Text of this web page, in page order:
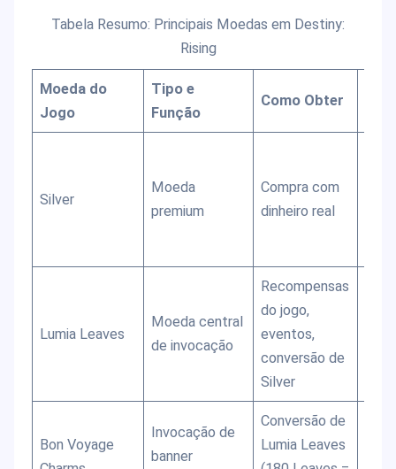
Tabela Resumo: Principais Moedas em Destiny:
Rising
Moeda do
Jogo
Tipo e
Função
Como Obter
Silver
Moeda
premium
Compra com
dinheiro real
Lumia Leaves
Moeda central
de invocação
Recompensas
do jogo,
eventos,
conversão de
Silver
Bon Voyage
Invocação de
banner
Conversão de
Lumia Leaves